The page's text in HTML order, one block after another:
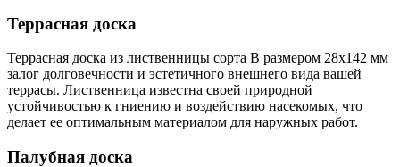
Террасная доска
Террасная доска из лиственницы сорта В размером 28x142 мм
залог долговечности и эстетичного внешнего вида вашей
террасы. Лиственница известна своей природной
устойчивостью к гниению и воздействию насекомых, что
делает ее оптимальным материалом для наружных работ.
Палубная доска